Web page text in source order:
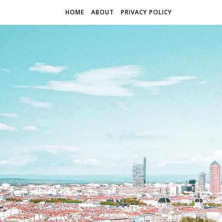
HOME ABOUT PRIVACY POLICY